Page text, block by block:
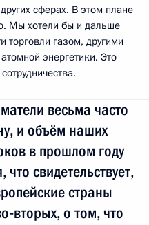
сферах. В этом плане
Мы хотели бы и дальше
торговли газом, другими
энергетики. Это
весьма часто
и объём наших
в прошлом году
свидетельствует,
страны
о том, что